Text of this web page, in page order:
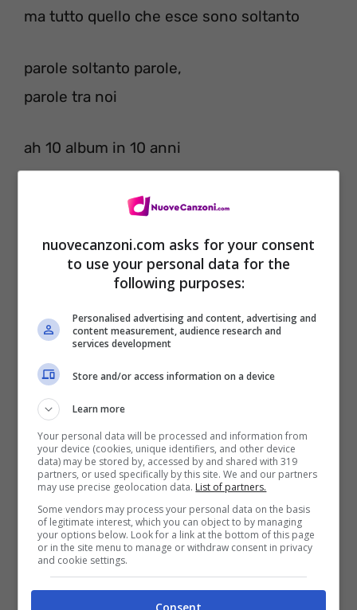
ma tutto quello che esce sono soltanto
parole soltanto parole,
parole tra noi
ah 10 album in 10 anni
direi niente male
sei alla ricerca di Nemo
hater regalatemi un amplifon
perchè non vi sento
10 mila euro per un cazzo di rolex? già mi
serviva tempo!
e le ragazze mi amano
manco fossi a le cool jays
me ne bombo così tante che
dovrei abitare a Bombay
quando ascolto questi rapper
sembra di ascoltare i Coldplay
tu stai giù col vero rap
io ho messo gù lei
nuovecanzoni.com asks for your consent
to use your personal data for the
following purposes:
Personalised advertising and content, advertising and
content measurement, audience research and
services development
Store and/or access information on a device
Learn more
Your personal data will be processed and information from
your device (cookies, unique identifiers, and other device
data) may be stored by, accessed by and shared with 319
partners, or used specifically by this site. We and our partners
may use precise geolocation data. List of partners.
Some vendors may process your personal data on the basis
of legitimate interest, which you can object to by managing
your options below. Look for a link at the bottom of this page
or in the site menu to manage or withdraw consent in privacy
and cookie settings.